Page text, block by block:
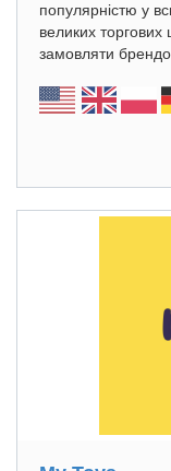
популярністю у
великих торгових
замовляти